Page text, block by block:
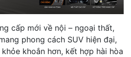
cấp mới về nội – ngoại thất,
phong cách SUV hiện đại,
khoắn hơn, kết hợp hài hòa